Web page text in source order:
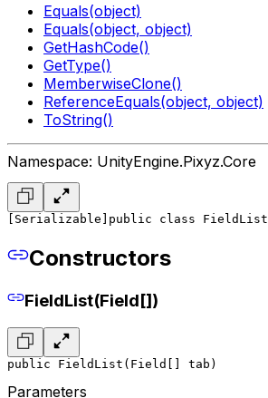
Equals(object)
Equals(object, object)
GetHashCode()
GetType()
MemberwiseClone()
ReferenceEquals(object, object)
ToString()
Namespace: UnityEngine.Pixyz.Core
[Serializable] public class FieldList
Constructors
FieldList(Field[])
public FieldList(Field[] tab)
Parameters